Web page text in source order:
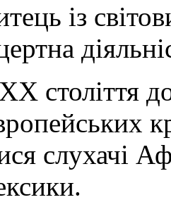
із
століття
слухачі